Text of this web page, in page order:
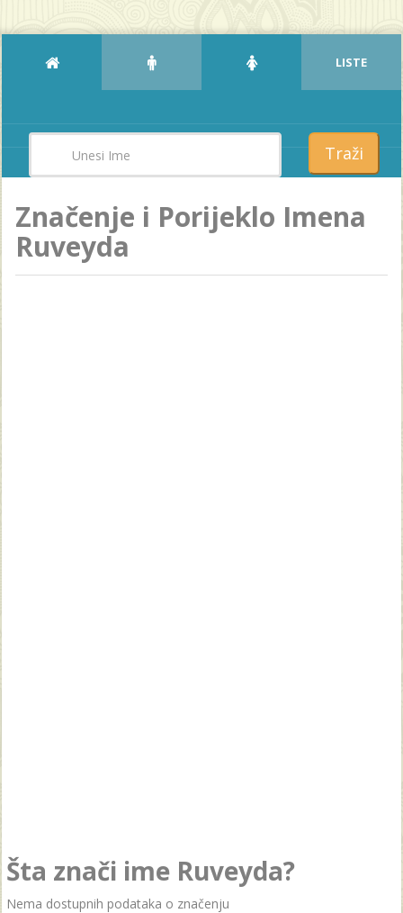
LISTE
Traži
Značenje i Porijeklo Imena
Ruveyda
Šta znači ime Ruveyda?
Nema dostupnih podataka o značenju